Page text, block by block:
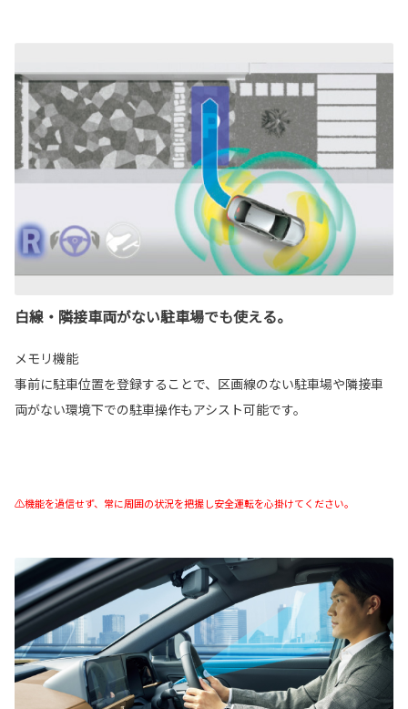
白線・隣接車両がない駐車場でも使える。
メモリ機能
事前に駐車位置を登録することで、区画線のない駐車場や隣接車
両がない環境下での駐車操作もアシスト可能です。
⚠機能を過信せず、常に周囲の状況を把握し安全運転を心掛けてください。